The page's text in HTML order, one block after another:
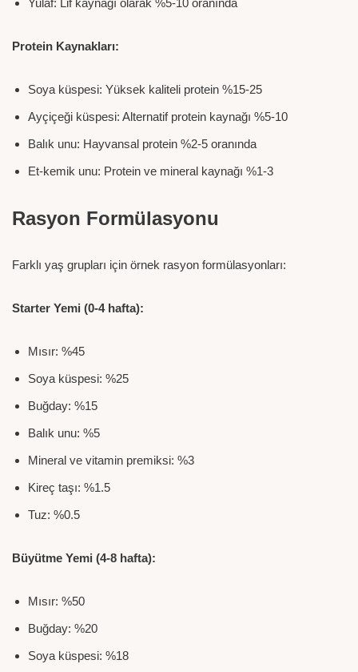
Protein Kaynakları:
Soya küspesi: Yüksek kaliteli protein %15-25
Ayçiçeği küspesi: Alternatif protein kaynağı %5-10
Balık unu: Hayvansal protein %2-5 oranında
Et-kemik unu: Protein ve mineral kaynağı %1-3
Rasyon Formülasyonu
Farklı yaş grupları için örnek rasyon formülasyonları:
Starter Yemi (0-4 hafta):
Mısır: %45
Soya küspesi: %25
Buğday: %15
Balık unu: %5
Mineral ve vitamin premiksi: %3
Kireç taşı: %1.5
Tuz: %0.5
Büyütme Yemi (4-8 hafta):
Mısır: %50
Buğday: %20
Soya küspesi: %18